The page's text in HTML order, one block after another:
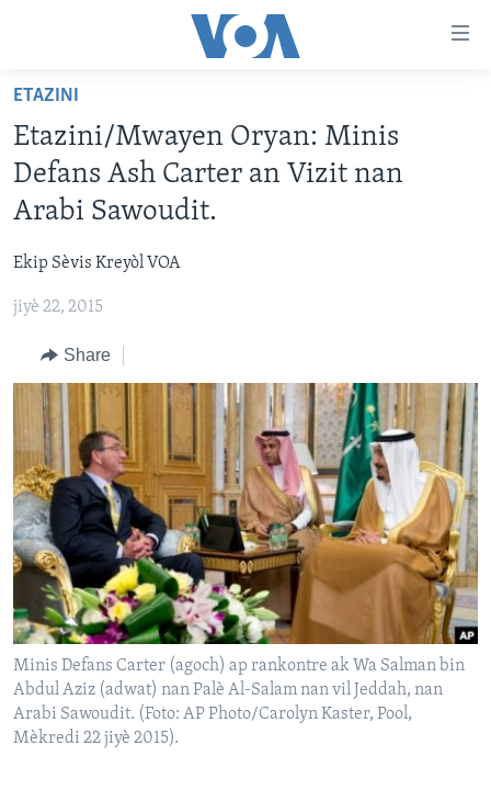
Skip
main
content
Skip
to
main
Navigation
Skip
Search
LÈZETAZINI
AMERIK LATIN
VIDEO
FLASHPOINT IKRÈN
Learning English
SUIV NOU
Languages
ETAZINI
Etazini/Mwayen Oryan: Minis
Defans Ash Carter an Vizit nan
Arabi Sawoudit.
Ekip Sèvis Kreyòl VOA
jiyè 22, 2015
Share
Minis Defans Carter (agoch) ap rankontre ak Wa Salman bin
Abdul Aziz (adwat) nan Palè Al-Salam nan vil Jeddah, nan
Arabi Sawoudit. (Foto: AP Photo/Carolyn Kaster, Pool,
Mèkredi 22 jiyè 2015).